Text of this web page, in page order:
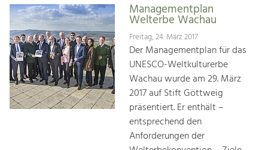
Managementplan
Welterbe Wachau
Freitag, 24. März 2017
Der Managementplan für das
UNESCO-Weltkulturerbe
Wachau wurde am 29. März
2017 auf Stift Göttweig
präsentiert. Er enthält –
entsprechend den
Anforderungen der